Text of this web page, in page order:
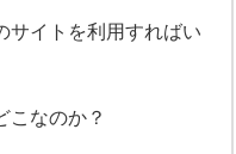
サイトを利用すればい
こなのか？